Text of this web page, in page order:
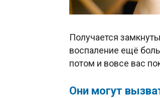
Получается
воспаление ещё
потом и вовсе вас
Они могут